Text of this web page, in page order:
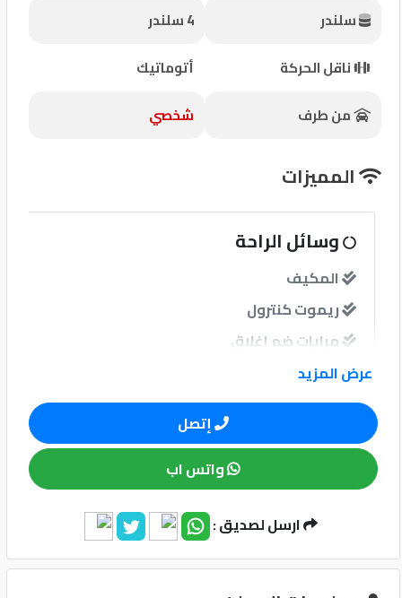
كيو
نمبر
كيو
كارز
كيو
ماركت
الدليل
القطري
2020
©
سلندر
4 سلندر
ناقل الحركة
أتوماتيك
من طرف
شخصي
المميزات
وسائل الراحة
المكيف
ريموت كنترول
مرايات ضم إغلاق
نوافذ
نوافذ كهربائية امامية
نوافذ كهربائية خلفية
نظام الصوت
مبدل أقراص
عرض المزيد
إتصل
واتس اب
ارسل لصديق :